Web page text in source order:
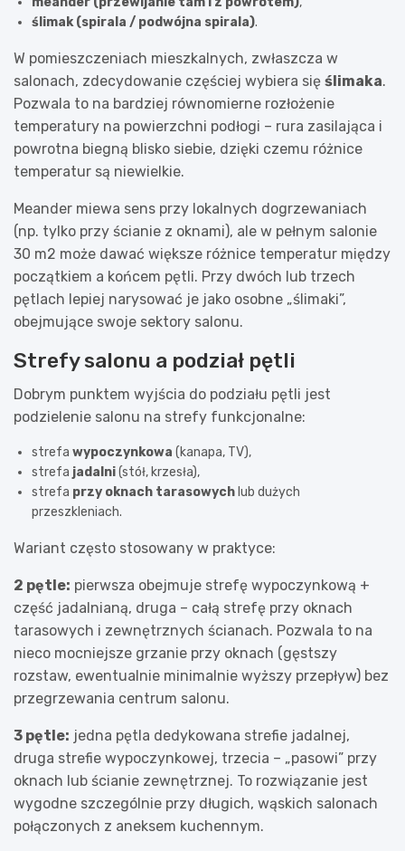
ślimak (spirala / podwójna spirala).
W pomieszczeniach mieszkalnych, zwłaszcza w
salonach, zdecydowanie częściej wybiera się ślimaka.
Pozwala to na bardziej równomierne rozłożenie
temperatury na powierzchni podłogi – rura zasilająca i
powrotna biegną blisko siebie, dzięki czemu różnice
temperatur są niewielkie.
Meander miewa sens przy lokalnych dogrzewaniach
(np. tylko przy ścianie z oknami), ale w pełnym salonie
30 m2 może dawać większe różnice temperatur między
początkiem a końcem pętli. Przy dwóch lub trzech
pętlach lepiej narysować je jako osobne „ślimaki”,
obejmujące swoje sektory salonu.
Strefy salonu a podział pętli
Dobrym punktem wyjścia do podziału pętli jest
podzielenie salonu na strefy funkcjonalne:
strefa wypoczynkowa (kanapa, TV),
strefa jadalni(stół, krzesła),
strefa przy oknach tarasowych lub dużych
przeszkleniach.
Wariant często stosowany w praktyce:
2 pętle: pierwsza obejmuje strefę wypoczynkową +
część jadalnianą, druga – całą strefę przy oknach
tarasowych i zewnętrznych ścianach. Pozwala to na
nieco mocniejsze grzanie przy oknach (gęstszy
rozstaw, ewentualnie minimalnie wyższy przepływ) bez
przegrzewania centrum salonu.
3 pętle: jedna pętla dedykowana strefie jadalnej,
druga strefie wypoczynkowej, trzecia – „pasowi” przy
oknach lub ścianie zewnętrznej. To rozwiązanie jest
wygodne szczególnie przy długich, wąskich salonach
połączonych z aneksem kuchennym.